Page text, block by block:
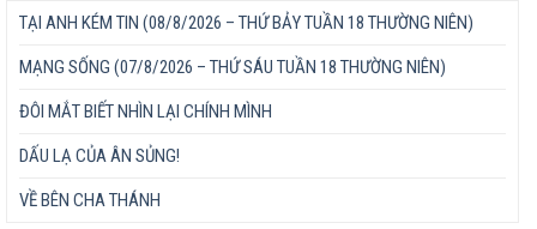
TẠI ANH KÉM TIN (08/8/2026 – THỨ BẢY TUẦN 18 THƯỜNG NIÊN)
MẠNG SỐNG (07/8/2026 – THỨ SÁU TUẦN 18 THƯỜNG NIÊN)
ĐÔI MẮT BIẾT NHÌN LẠI CHÍNH MÌNH
DẤU LẠ CỦA ÂN SỦNG!
VỀ BÊN CHA THÁNH